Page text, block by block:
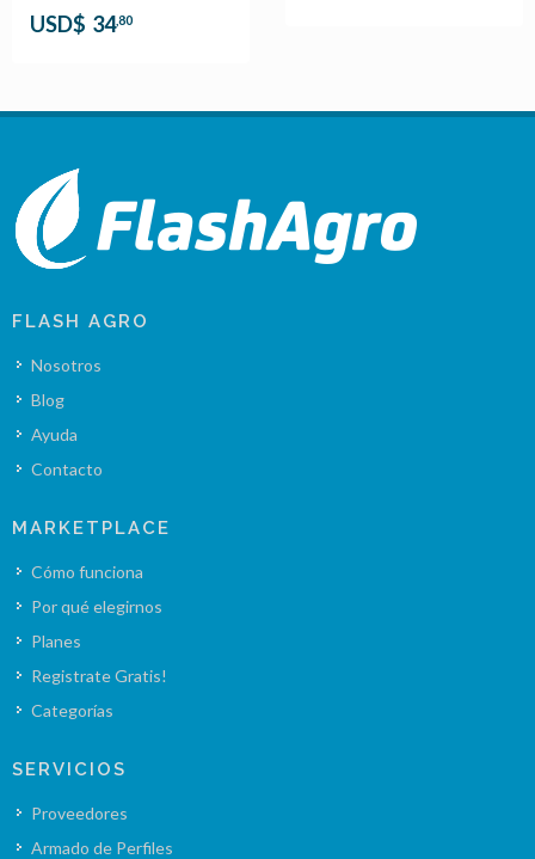
USD$ 34,80
FLASH AGRO
Nosotros
Blog
Ayuda
Contacto
MARKETPLACE
Cómo funciona
Por qué elegirnos
Planes
Registrate Gratis!
Categorías
SERVICIOS
Proveedores
Armado de Perfiles